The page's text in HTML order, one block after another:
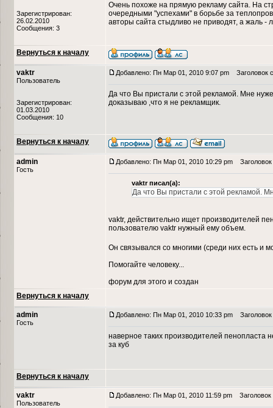
Зарегистрирован:
26.02.2010
Сообщения: 3
Очень похоже на прямую рекламу сайта. На
очередными "успехами" в борьбе за
авторы сайта стыдливо не приводят, а жаль -
Вернуться к началу
vaktr
Пользователь
Зарегистрирован:
01.03.2010
Сообщения: 10
Добавлено: Пн Мар 01, 2010 9:07 pm Заголовок
Да что Вы пристали с этой рекламой. Мне
доказываю ,что я не рекламщик.
Вернуться к началу
admin
Гость
Добавлено: Пн Мар 01, 2010 10:29 pm
vaktr писал(а):
Да что Вы пристали с этой рекламой.
vaktr, действительно ищет производителей
пользователю vaktr нужный ему объем.
Он связывался со многими (среди них есть и
Помогайте человеку...
форум для этого и создан
Вернуться к началу
admin
Гость
Добавлено: Пн Мар 01, 2010 10:33 pm
наверное таких производителей пенопласта
за куб
Вернуться к началу
vaktr
Пользователь
Добавлено: Пн Мар 01, 2010 11:59 pm